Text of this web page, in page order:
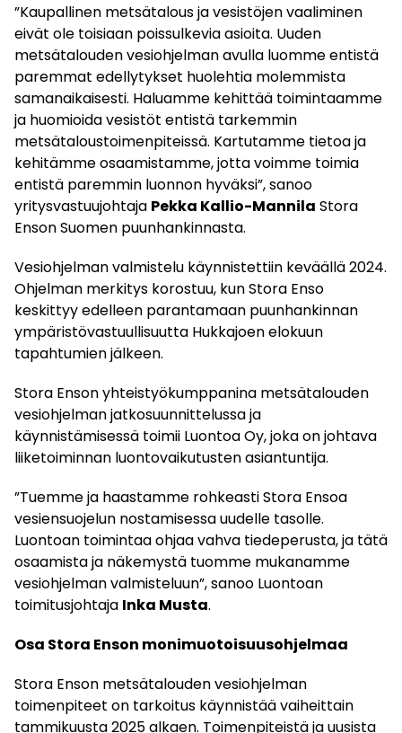
”Kaupallinen metsätalous ja vesistöjen vaaliminen
eivät ole toisiaan poissulkevia asioita. Uuden
metsätalouden vesiohjelman avulla luomme entistä
paremmat edellytykset huolehtia molemmista
samanaikaisesti. Haluamme kehittää toimintaamme
ja huomioida vesistöt entistä tarkemmin
metsätaloustoimenpiteissä. Kartutamme tietoa ja
kehitämme osaamistamme, jotta voimme toimia
entistä paremmin luonnon hyväksi”, sanoo
yritysvastuujohtaja Pekka Kallio-Mannila Stora
Enson Suomen puunhankinnasta.
Vesiohjelman valmistelu käynnistettiin keväällä 2024.
Ohjelman merkitys korostuu, kun Stora Enso
keskittyy edelleen parantamaan puunhankinnan
ympäristövastuullisuutta Hukkajoen elokuun
tapahtumien jälkeen.
Stora Enson yhteistyökumppanina metsätalouden
vesiohjelman jatkosuunnittelussa ja
käynnistämisessä toimii Luontoa Oy, joka on johtava
liiketoiminnan luontovaikutusten asiantuntija.
”Tuemme ja haastamme rohkeasti Stora Ensoa
vesiensuojelun nostamisessa uudelle tasolle.
Luontoan toimintaa ohjaa vahva tiedeperusta, ja tätä
osaamista ja näkemystä tuomme mukanamme
vesiohjelman valmisteluun”, sanoo Luontoan
toimitusjohtaja Inka Musta.
Osa Stora Enson monimuotoisuusohjelmaa
Stora Enson metsätalouden vesiohjelman
toimenpiteet on tarkoitus käynnistää vaiheittain
tammikuusta 2025 alkaen. Toimenpiteistä ja uusista